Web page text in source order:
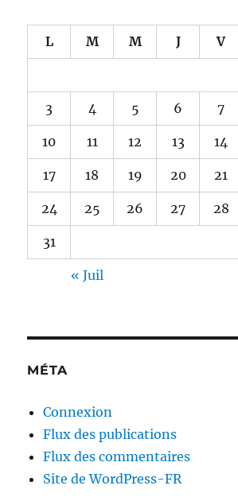
L M M J V
3 4 5 6 7
10 11 12 13 14
17 18 19 20 21
24 25 26 27 28
31
« Juil
MÉTA
Connexion
Flux des publications
Flux des commentaires
Site de WordPress-FR